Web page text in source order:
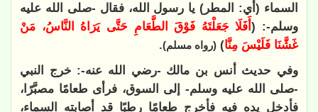
السماء (أي: المطر) يا رسول الله، فقال -صلى الله عليه
وسلم-: (أَفَلَا جَعَلْتَهُ فَوْقَ الطَّعَامِ حَتَّى يَرَاهُ النَّاسُ، مَنْ
غَشَّنَا فَلَيْسَ مِنَّا) (رواه مسلم).
وفي حديث أنس بن مالك -رضي الله عنه-: خرج النبي
-صلى الله عليه وسلم- إلى السوق، فرأى طعامًا مصبَّرًا،
فأدخل يده فيه فأخرج طعامًا رطبًا قد أصابته السماء،